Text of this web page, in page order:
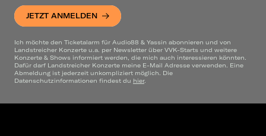
JETZT ANMELDEN
Ich möchte den Ticketalarm für Audio88 & Yassin abonnieren und von
Landstreicher Konzerte u.a. per Newsletter über VVK-Starts und weitere
Konzerte & Shows informiert werden, die mich auch interessieren könnten.
Dafür darf Landstreicher Konzerte meine E-Mail Adresse verwenden. Eine
Abmeldung ist jederzeit unkompliziert möglich. Die
Datenschutzinformationen findest du hier.